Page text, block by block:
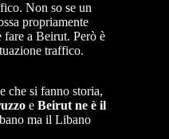
Non so se un
propriamente
fare a Beirut. Però è
traffico.
che si fanno storia,
e Beirut ne è il
ma il Libano